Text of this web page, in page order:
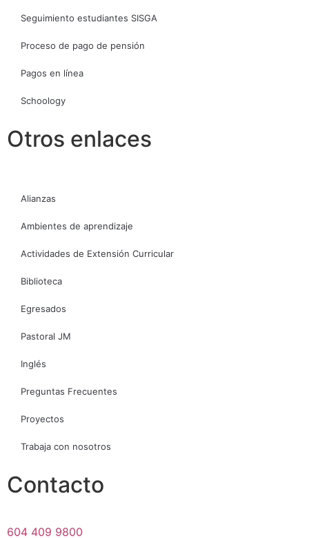
Seguimiento estudiantes SISGA
Proceso de pago de pensión
Pagos en línea
Schoology
Otros enlaces
Alianzas
Ambientes de aprendizaje
Actividades de Extensión Curricular
Biblioteca
Egresados
Pastoral JM
Inglés
Preguntas Frecuentes
Proyectos
Trabaja con nosotros
Contacto
604 409 9800